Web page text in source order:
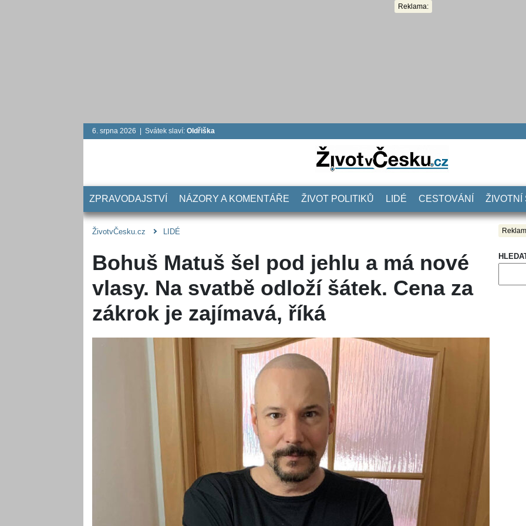
Reklama:
6. srpna 2026 | Svátek slaví: Oldřiška
ZPRAVODAJSTVÍ NÁZORY A KOMENTÁŘE ŽIVOT POLITIKŮ LIDÉ CESTOVÁNÍ ŽIVOTNÍ
ŽivotvČesku.cz LIDÉ
Bohuš Matuš šel pod jehlu a má nové
vlasy. Na svatbě odloží šátek. Cena za
zákrok je zajímavá, říká